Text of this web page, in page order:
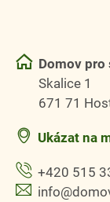
Domov pro
Skalice 1
671 71
Ukázat na
+420 515